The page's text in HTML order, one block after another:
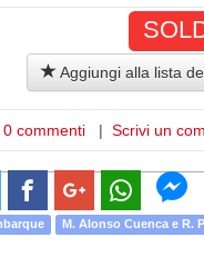
Aggiungi alla lista
0 commenti | Scrivi un
M. Alonso Cuenca e R.